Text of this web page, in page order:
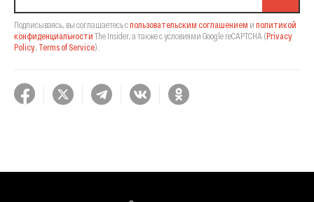
Подписываясь, вы соглашаетесь спользовательским соглашением и политикой
конфиденциальности The Insider, а также с условиями Google reCAPTCHA (Privacy
Policy Terms of Service).